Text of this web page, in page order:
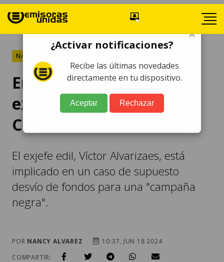
NACIONALES
Envían a juicio al
exalcalde de Santa
Catarina Pinula
El exjefe edil, Víctor Alvarizaes, está
implicado en un caso de supuesto
desvío de fondos para una "campaña
negra".
POR NANCY ALVAREZ
10:37, JUN 18 2024
COMPARTIR:
×
¿Activar notificaciones?
Recibe las últimas novedades
directamente en tu dispositivo.
Aceptar Rechazar